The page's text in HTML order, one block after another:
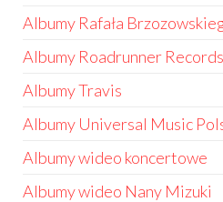
Albumy Rafała
Albumy Roadrunner Records
Albumy Travis
Albumy Universal Music
Albumy wideo koncertowe
Albumy wideo Nany Mizuki